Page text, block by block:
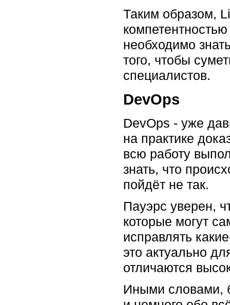
Таким образом,
необходимо
того, чтобы
специалистов.
DevOps
DevOps - уже
на практике
всю работу
знать, что
пойдёт не так.
Пауэрс уверен,
которые могут
исправлять
это актуально
отличаются
Иными словами,